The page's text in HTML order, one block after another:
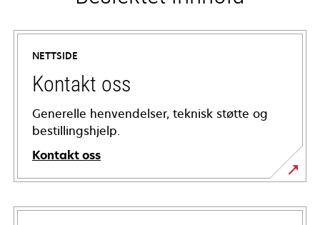
NETTSIDE
Kontakt oss
Generelle henvendelser, teknisk støtte og
bestillingshjelp.
Kontakt oss